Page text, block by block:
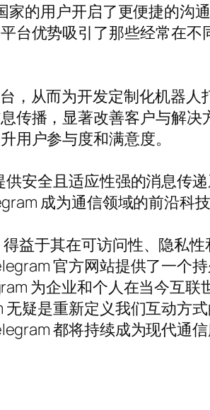
的用户开启了更便捷的沟
台优势吸引了那些经常在
，从而为开发定制化机器
传播，显著改善客户与解
用户参与度和满意度。
安全且适应性强的消息传
成为通信领域的前沿科技
益于其在可访问性、隐私
官方网站提供了一个
为企业和个人在当今互
疑是重新定义我们互动方
都将持续成为现代通信